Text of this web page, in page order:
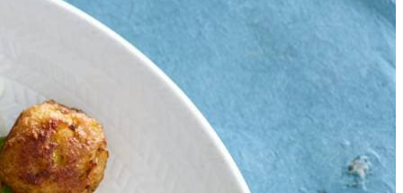
van 1 cm.
het water en de mix voor bami goreng toe en schep 1 min. om.